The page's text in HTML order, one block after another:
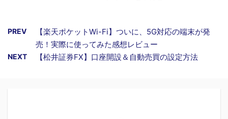
PREV
【楽天ポケットWi-Fi】ついに、5G対応の端末が発
売！実際に使ってみた感想レビュー
NEXT 【松井証券FX】口座開設＆自動売買の設定方法